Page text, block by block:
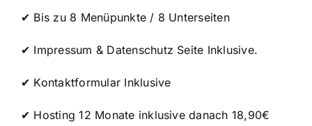
✔ Bis zu 8 Menüpunkte / 8 Unterseiten
✔ Impressum & Datenschutz Seite Inklusive.
✔ Kontaktformular Inklusive
✔ Hosting 12 Monate inklusive danach 18,90€